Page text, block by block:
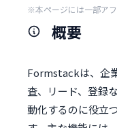
※本ページには一部ア
概要
Formstackは、企
査、リード、登録
動化するのに役立